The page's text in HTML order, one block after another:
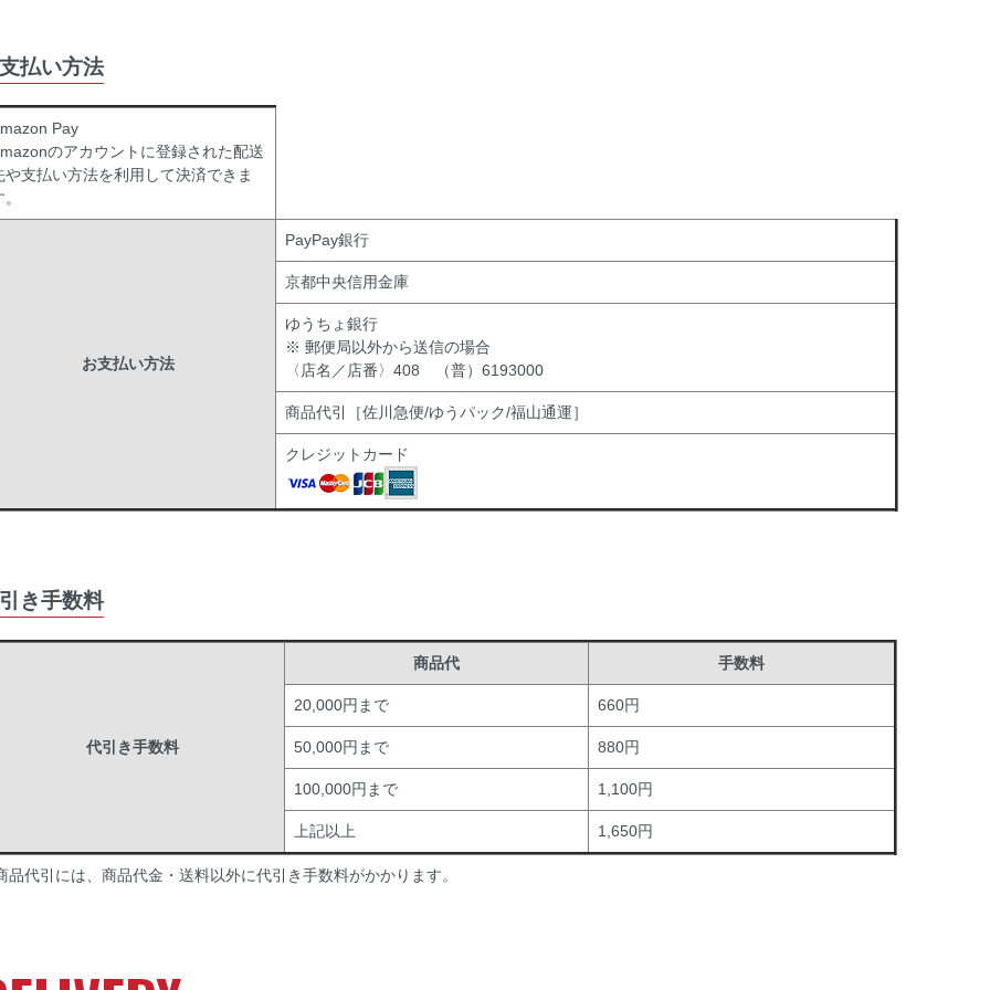
払い方法
Pay
のアカウントに登録された配送
や支払い方法を利用して決済できま
お支払い方法
PayPay銀行
京都中央信用金庫
ゆうちょ銀行
※ 郵便局以外から送信の場合
〈店名／店番〉408 （普）6193000
商品代引［佐川急便/ゆうパック/福山通運］
クレジットカード
き手数料
代引き手数料
商品代 手数料
20,000円まで 660円
50,000円まで 880円
100,000円まで 1,100円
上記以上 1,650円
代引には、商品代金・送料以外に代引き手数料がかかります。